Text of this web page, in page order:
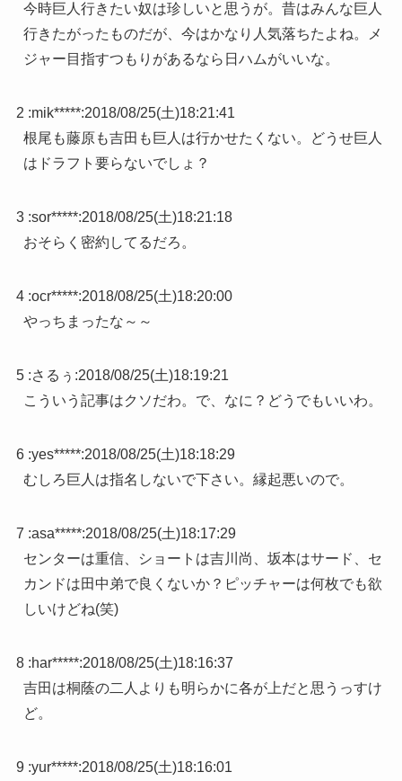
今時巨人行きたい奴は珍しいと思うが。昔はみんな巨人
行きたがったものだが、今はかなり人気落ちたよね。メ
ジャー目指すつもりがあるなら日ハムがいいな。
2 :mik*****:2018/08/25(土)18:21:41
根尾も藤原も吉田も巨人は行かせたくない。どうせ巨人
はドラフト要らないでしょ？
3 :sor*****:2018/08/25(土)18:21:18
おそらく密約してるだろ。
4 :ocr*****:2018/08/25(土)18:20:00
やっちまったな～～
5 :さるぅ :2018/08/25(土)18:19:21
こういう記事はクソだわ。で、なに？どうでもいいわ。
6 :yes*****:2018/08/25(土)18:18:29
むしろ巨人は指名しないで下さい。縁起悪いので。
7 :asa*****:2018/08/25(土)18:17:29
センターは重信、ショートは吉川尚、坂本はサード、セ
カンドは田中弟で良くないか？ピッチャーは何枚でも欲
しいけどね(笑)
8 :har*****:2018/08/25(土)18:16:37
吉田は桐蔭の二人よりも明らかに各が上だと思うっすけ
ど。
9 :yur*****:2018/08/25(土)18:16:01